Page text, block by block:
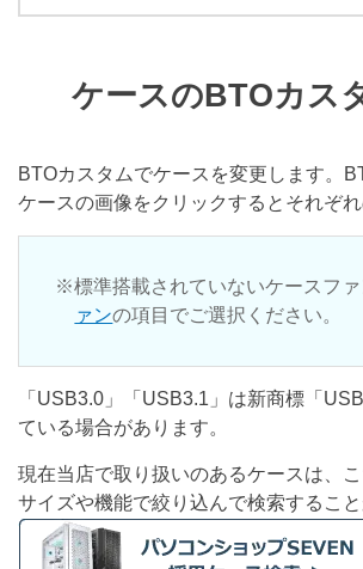
ケースのBTOカ
BTOカスタムでケースを変更します。
ケースの画像をクリックするとそれぞ
標準搭載されていないケースフ
ァンの項目でご選択ください。
「USB3.0」「USB3.1」は新商標「
ている場合があります。
現在当店で取り扱いのあるケースは、
サイズや機能で絞り込んで検索すること